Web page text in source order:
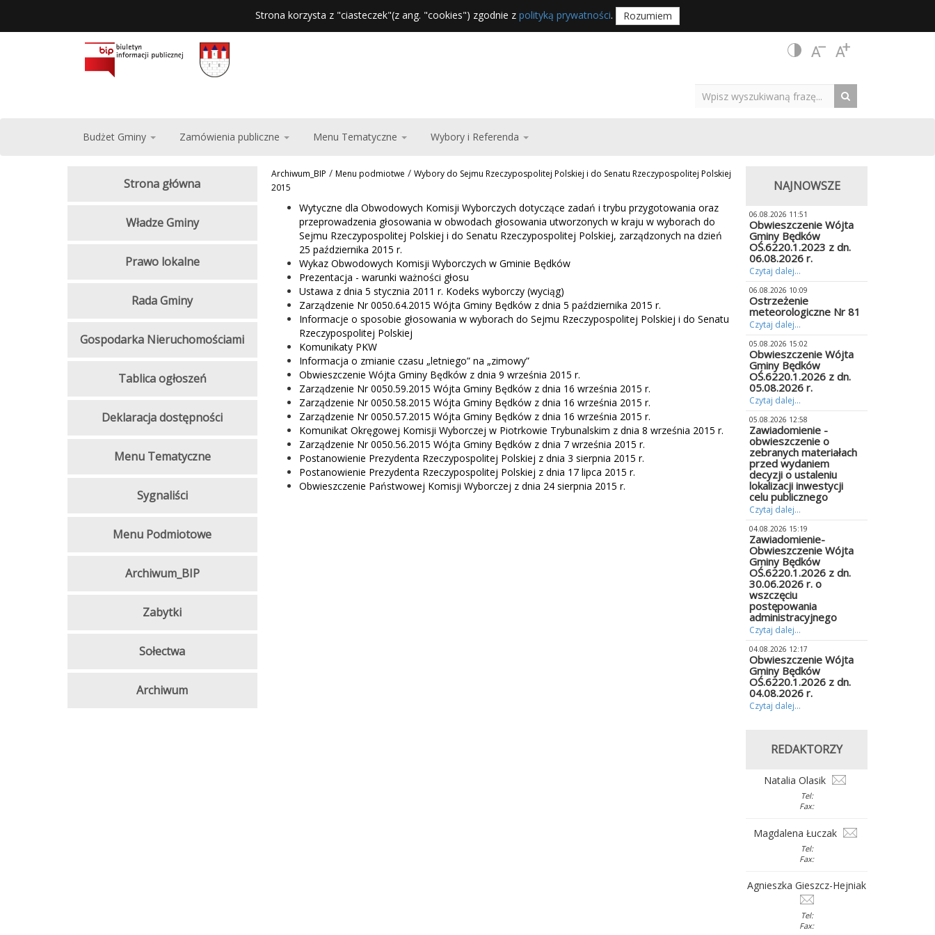
Strona korzysta z "ciasteczek"(z ang. "cookies") zgodnie z polityką prywatności. Rozumiem
Budżet Gminy Zamówienia publiczne Menu Tematyczne Wybory i Referenda
Archiwum_BIP / Menu podmiotwe / Wybory do Sejmu Rzeczypospolitej Polskiej i do Senatu Rzeczypospolitej Polskiej
2015
Wytyczne dla Obwodowych Komisji Wyborczych dotyczące zadań i trybu przygotowania oraz
przeprowadzenia głosowania w obwodach głosowania utworzonych w kraju w wyborach do
Sejmu Rzeczypospolitej Polskiej i do Senatu Rzeczypospolitej Polskiej, zarządzonych na dzień
25 października 2015 r.
Wykaz Obwodowych Komisji Wyborczych w Gminie Będków
Prezentacja - warunki ważności głosu
Ustawa z dnia 5 stycznia 2011 r. Kodeks wyborczy (wyciąg)
Zarządzenie Nr 0050.64.2015 Wójta Gminy Będków z dnia 5 października 2015 r.
Informacje o sposobie głosowania w wyborach do Sejmu Rzeczypospolitej Polskiej i do Senatu
Rzeczypospolitej Polskiej
Komunikaty PKW
Informacja o zmianie czasu „letniego” na „zimowy”
Obwieszczenie Wójta Gminy Będków z dnia 9 września 2015 r.
Zarządzenie Nr 0050.59.2015 Wójta Gminy Będków z dnia 16 września 2015 r.
Zarządzenie Nr 0050.58.2015 Wójta Gminy Będków z dnia 16 września 2015 r.
Zarządzenie Nr 0050.57.2015 Wójta Gminy Będków z dnia 16 września 2015 r.
Komunikat Okręgowej Komisji Wyborczej w Piotrkowie Trybunalskim z dnia 8 września 2015 r.
Zarządzenie Nr 0050.56.2015 Wójta Gminy Będków z dnia 7 września 2015 r.
Postanowienie Prezydenta Rzeczypospolitej Polskiej z dnia 3 sierpnia 2015 r.
Postanowienie Prezydenta Rzeczypospolitej Polskiej z dnia 17 lipca 2015 r.
Obwieszczenie Państwowej Komisji Wyborczej z dnia 24 sierpnia 2015 r.
Strona główna
Władze Gminy
Prawo lokalne
Rada Gminy
Gospodarka Nieruchomościami
Tablica ogłoszeń
Deklaracja dostępności
Menu Tematyczne
Sygnaliści
Menu Podmiotowe
Archiwum_BIP
Zabytki
Sołectwa
Archiwum
NAJNOWSZE
06.08.2026 11:51
Obwieszczenie Wójta
Gminy Będków
OŚ.6220.1.2023 z dn.
06.08.2026 r.
Czytaj dalej...
06.08.2026 10:09
Ostrzeżenie
meteorologiczne Nr 81
Czytaj dalej...
05.08.2026 15:02
Obwieszczenie Wójta
Gminy Będków
OŚ.6220.1.2026 z dn.
05.08.2026 r.
Czytaj dalej...
05.08.2026 12:58
Zawiadomienie -
obwieszczenie o
zebranych materiałach
przed wydaniem
decyzji o ustaleniu
lokalizacji inwestycji
celu publicznego
Czytaj dalej...
04.08.2026 15:19
Zawiadomienie-
Obwieszczenie Wójta
Gminy Będków
OŚ.6220.1.2026 z dn.
30.06.2026 r. o
wszczęciu
postępowania
administracyjnego
Czytaj dalej...
04.08.2026 12:17
Obwieszczenie Wójta
Gminy Będków
OŚ.6220.1.2026 z dn.
04.08.2026 r.
Czytaj dalej...
REDAKTORZY
Natalia Olasik
Tel:
Fax:
Magdalena Łuczak
Tel:
Fax:
Agnieszka Gieszcz-Hejniak
Tel:
Fax: